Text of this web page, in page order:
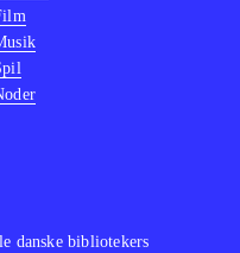
danske bibliotekers